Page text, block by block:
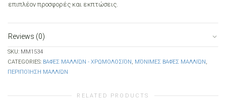
επιπλέον προσφορές και εκπτώσεις.
Reviews (0)
SKU: ΜΜ1534
CATEGORIES: ΒΑΦΈΣ ΜΑΛΛΙΏΝ - ΧΡΩΜΟΛΟΣΙΌΝ , ΜΌΝΙΜΕΣ ΒΑΦΈΣ ΜΑΛΛΙΏΝ ,
ΠΕΡΙΠΟΊΗΣΗ ΜΑΛΛΙΏΝ
RELATED PRODUCTS